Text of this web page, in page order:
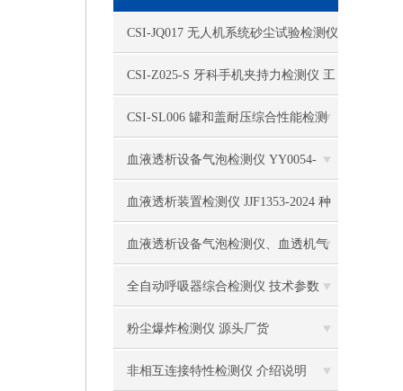
电热恒温水槽
电热恒温油浴锅
多管漩涡混匀仪
干燥箱 自然对流
高温鼓风干燥箱
恒温金属浴
恒温振荡器
精密鼓风干燥箱
精密恒温水槽
CSI-JQ017 无人机系统砂尘试验检测仪
技术指导
CSI-Z025-S 牙科手机夹持力检测仪 工
作原理
CSI-SL006 罐和盖耐压综合性能检测
仪 检测准确
血液透析设备气泡检测仪 YY0054-
2010 产品参数
血液透析装置检测仪 JJF1353-2024 种
类齐全
血液透析设备气泡检测仪、血透机气
泡监测测试系统YY0054-2010专业生产
全自动呼吸器综合检测仪 技术参数
粉尘爆炸检测仪 源头厂货
非相互连接特性检测仪 介绍说明